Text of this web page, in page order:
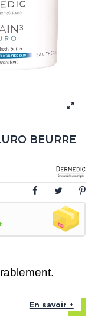
BEURRE
En savoir +